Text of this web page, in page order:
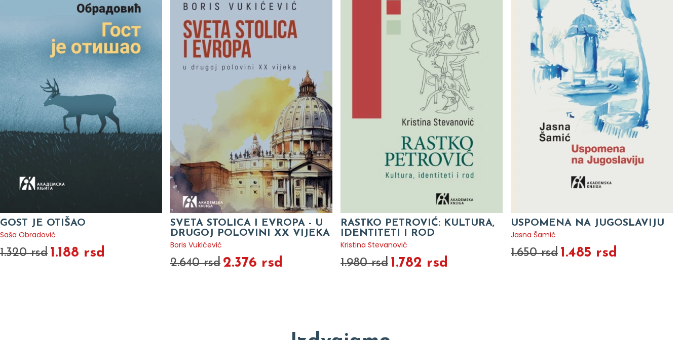
GOST JE OTIŠAO
Saša Obradović
1.320 rsd 1.188 rsd
SVETA STOLICA I EVROPA - U
DRUGOJ POLOVINI XX VIJEKA
Boris Vukićević
2.640 rsd 2.376 rsd
RASTKO PETROVIĆ: KULTURA,
IDENTITETI I ROD
Kristina Stevanović
1.980 rsd 1.782 rsd
USPOMENA NA JUGOSLAVIJU
Jasna Šamić
1.650 rsd 1.485 rsd